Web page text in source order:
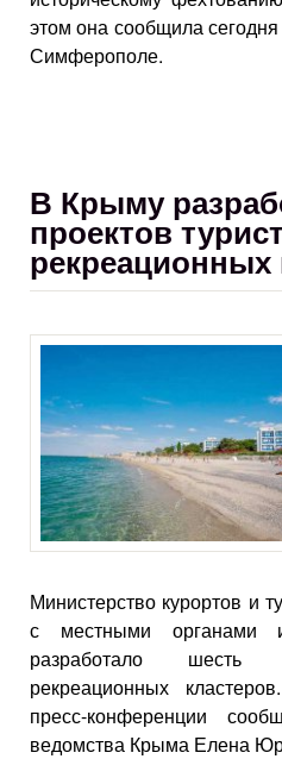
этом она сообщила
Симферополе.
В Крыму
проектов
рекреационных
Министерство курортов и
с местными органами
разработало шесть
рекреационных
пресс-конференции
ведомства Крыма Елена